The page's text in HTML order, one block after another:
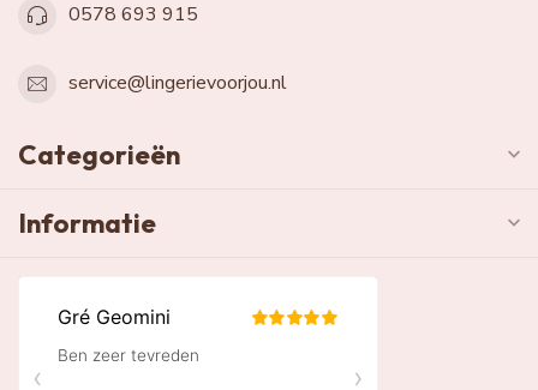
0578 693 915
service@lingerievoorjou.nl
Categorieën
Informatie